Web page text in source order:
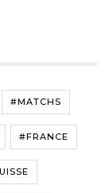
#MATCHS
#FRANCE